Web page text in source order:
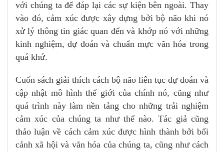
với chúng ta để đáp lại các sự kiện bên ngoài. Thay
vào đó, cảm xúc được xây dựng bởi bộ não khi nó
xử lý thông tin giác quan đến và khớp nó với những
kinh nghiệm, dự đoán và chuẩn mực văn hóa trong
quá khứ.
Cuốn sách giải thích cách bộ não liên tục dự đoán và
cập nhật mô hình thế giới của chính nó, cũng như
quá trình này làm nền tảng cho những trải nghiệm
cảm xúc của chúng ta như thế nào. Tác giả cũng
thảo luận về cách cảm xúc được hình thành bởi bối
cảnh xã hội và văn hóa của chúng ta, cũng như cách